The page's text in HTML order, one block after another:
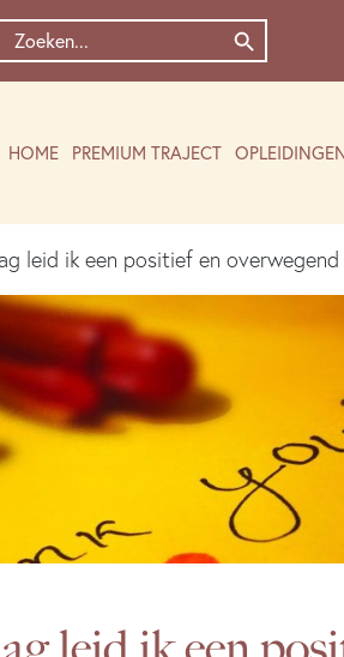
naar:
Zoekknop
HOME PREMIUM TRAJECT
leid ik een positief en overwegend